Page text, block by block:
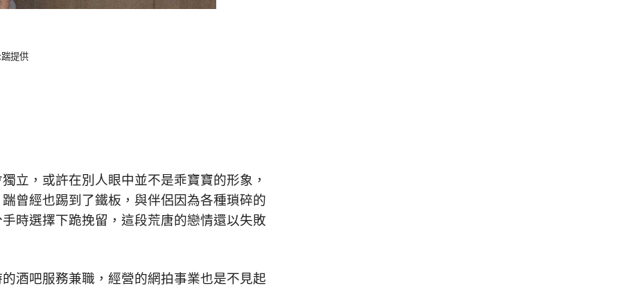
踹提供
立，或許在別人眼中並不是乖寶寶的形象，
曾經也踢到了鐵板，與伴侶因為各種瑣碎的
時選擇下跪挽留，這段荒唐的戀情還以失敗
酒吧服務兼職，經營的網拍事業也是不見起